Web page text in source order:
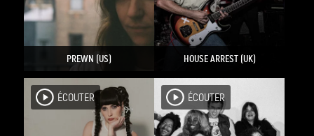
PREWN (US) HOUSE ARREST (UK)
ÉCOUTER ÉCOUTER